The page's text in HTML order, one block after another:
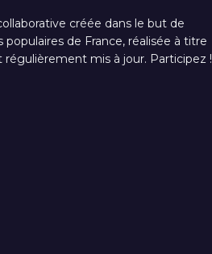
créée dans le but de
de France, réalisée à titre
mis à jour. Participez !